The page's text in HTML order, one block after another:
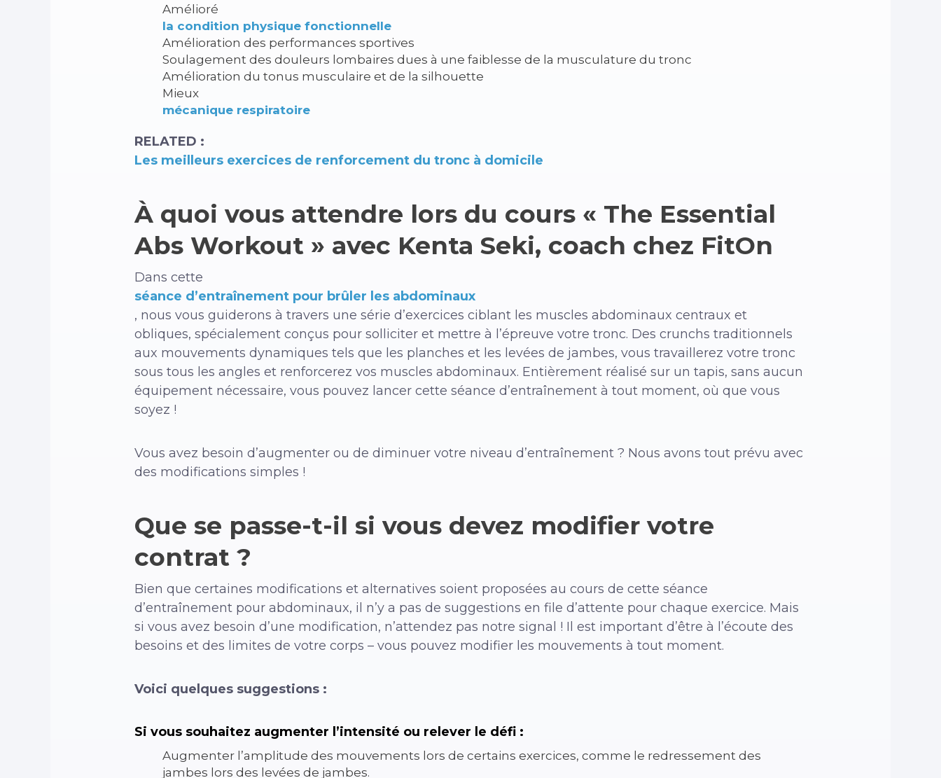
Amélioré
la condition physique fonctionnelle
Amélioration des performances sportives
Soulagement des douleurs lombaires dues à une faiblesse de la musculature du tronc
Amélioration du tonus musculaire et de la silhouette
Mieux
mécanique respiratoire
RELATED :
Les meilleurs exercices de renforcement du tronc à domicile
À quoi vous attendre lors du cours « The Essential
Abs Workout » avec Kenta Seki, coach chez FitOn
Dans cette
séance d’entraînement pour brûler les abdominaux
, nous vous guiderons à travers une série d’exercices ciblant les muscles abdominaux centraux et
obliques, spécialement conçus pour solliciter et mettre à l’épreuve votre tronc. Des crunchs traditionnels
aux mouvements dynamiques tels que les planches et les levées de jambes, vous travaillerez votre tronc
sous tous les angles et renforcerez vos muscles abdominaux. Entièrement réalisé sur un tapis, sans aucun
équipement nécessaire, vous pouvez lancer cette séance d’entraînement à tout moment, où que vous
soyez !
Vous avez besoin d’augmenter ou de diminuer votre niveau d’entraînement ? Nous avons tout prévu avec
des modifications simples !
Que se passe-t-il si vous devez modifier votre
contrat ?
Bien que certaines modifications et alternatives soient proposées au cours de cette séance
d’entraînement pour abdominaux, il n’y a pas de suggestions en file d’attente pour chaque exercice. Mais
si vous avez besoin d’une modification, n’attendez pas notre signal ! Il est important d’être à l’écoute des
besoins et des limites de votre corps – vous pouvez modifier les mouvements à tout moment.
Voici quelques suggestions :
Si vous souhaitez augmenter l’intensité ou relever le défi :
Augmenter l’amplitude des mouvements lors de certains exercices, comme le redressement des
jambes lors des levées de jambes.